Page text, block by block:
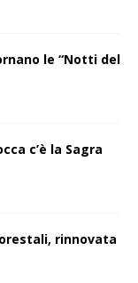
le “Notti del
c’è la Sagra
rinnovata